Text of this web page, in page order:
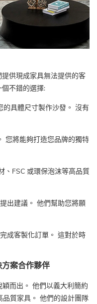
供現成家具無法提供的客
不錯的選擇:
的具體尺寸製作沙發。 沒有
您將能夠打造您品牌的獨特
、FSC 或環保泡沫等高品質
出建議。 他們幫助您將願
成客製化訂單。 這對於時
案合作夥伴
而出。 他們以義大利簡約
質家具。 他們的設計團隊